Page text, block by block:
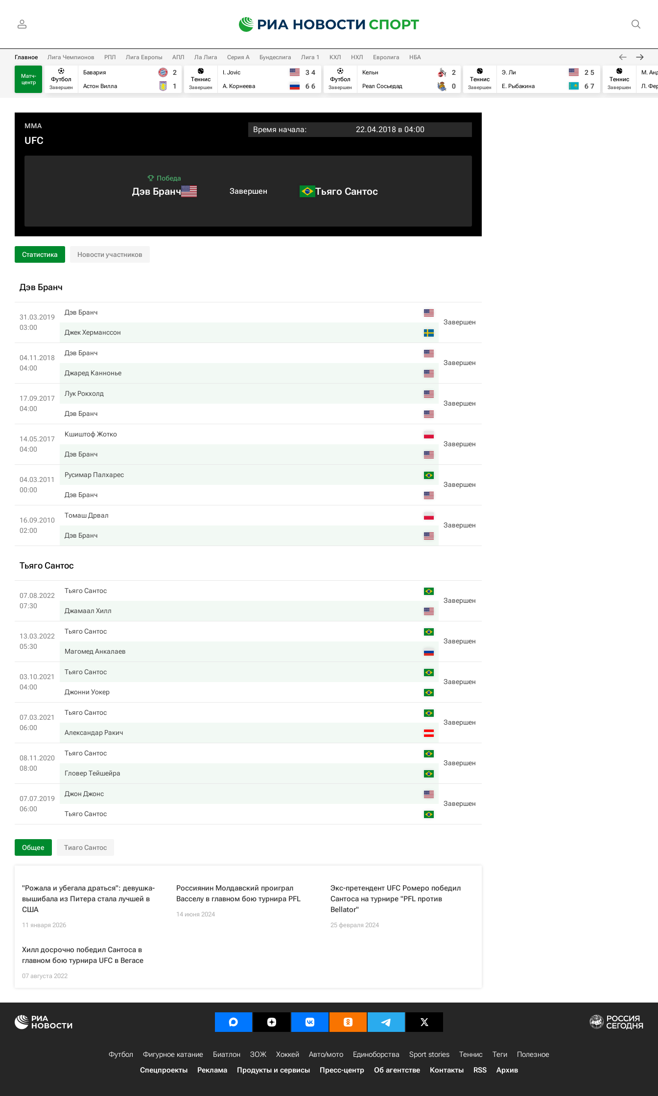
Главное Лига Чемпионов РПЛ Лига Европы АПЛ Ла Лига Серия А Бундеслига Лига 1 КХЛ НХЛ Евролига НБА
Матч-
центр
Футбол
Завершен
Бавария
Астон Вилла
2
1
Теннис
Завершен
I. Jovic
А. Корнеева
3 4
6 6
Футбол
Завершен
Кельн
Реал Сосьедад
2
0
Теннис
Завершен
Э. Ли
Е. Рыбакина
2 5
6 7
Теннис
Завершен
М.
Л.
MMA
UFC
Время начала: 22.04.2018 в 04:00
Дэв Бранч Завершен Тьяго Сантос
Статистика Новости участников
Дэв Бранч
31.03.2019
03:00
Дэв Бранч
Завершен
Джек Херманссон
04.11.2018
04:00
Дэв Бранч
Завершен
Джаред Каннонье
17.09.2017
04:00
Лук Рокхолд
Завершен
Дэв Бранч
14.05.2017
04:00
Кшиштоф Жотко
Завершен
Дэв Бранч
04.03.2011
00:00
Русимар Палхарес
Завершен
Дэв Бранч
16.09.2010
02:00
Томаш Дрвал
Завершен
Дэв Бранч
Тьяго Сантос
07.08.2022
07:30
Тьяго Сантос
Завершен
Джамаал Хилл
13.03.2022
05:30
Тьяго Сантос
Завершен
Магомед Анкалаев
03.10.2021
04:00
Тьяго Сантос
Завершен
Джонни Уокер
07.03.2021
06:00
Тьяго Сантос
Завершен
Александар Ракич
08.11.2020
08:00
Тьяго Сантос
Завершен
Гловер Тейшейра
07.07.2019
06:00
Джон Джонс
Завершен
Тьяго Сантос
Общее Тиаго Сантос
"Рожала и убегала драться": девушка-
вышибала из Питера стала лучшей в
США
11 января 2026
Россиянин Молдавский проиграл
Васселу в главном бою турнира PFL
14 июня 2024
Экс-претендент UFC Ромеро победил
Сантоса на турнире "PFL против
Bellator"
25 февраля 2024
Хилл досрочно победил Сантоса в
главном бою турнира UFC в Вегасе
07 августа 2022
Футбол Фигурное катание Биатлон ЗОЖ Хоккей Авто/мото Единоборства Sport stories Теннис Теги
Полезное
Спецпроекты
Реклама Продукты и сервисы Пресс-центр Об агентстве Контакты RSS Архив